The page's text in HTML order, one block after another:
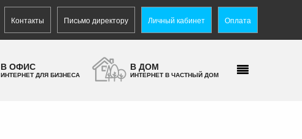
Контакты Письмо директору Личный кабинет Оплата
В ОФИС
ИНТЕРНЕТ ДЛЯ БИЗНЕСА
В ДОМ
ИНТЕРНЕТ В ЧАСТНЫЙ ДОМ